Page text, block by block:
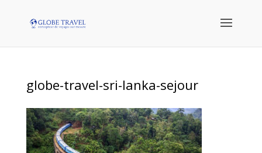
globe-travel-sri-lanka-sejour